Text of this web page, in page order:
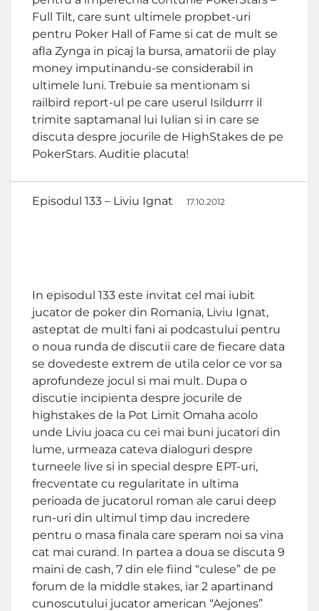
Full Tilt, care sunt ultimele propbet-uri
pentru Poker Hall of Fame si cat de mult se
afla Zynga in picaj la bursa, amatorii de play
money imputinandu-se considerabil in
ultimele luni. Trebuie sa mentionam si
railbird report-ul pe care userul Isildurrr il
trimite saptamanal lui Iulian si in care se
discuta despre jocurile de HighStakes de pe
PokerStars. Auditie placuta!
Episodul 133 – Liviu Ignat 17.10.2012
In episodul 133 este invitat cel mai iubit
jucator de poker din Romania, Liviu Ignat,
asteptat de multi fani ai podcastului pentru
o noua runda de discutii care de fiecare data
se dovedeste extrem de utila celor ce vor sa
aprofundeze jocul si mai mult. Dupa o
discutie incipienta despre jocurile de
highstakes de la Pot Limit Omaha acolo
unde Liviu joaca cu cei mai buni jucatori din
lume, urmeaza cateva dialoguri despre
turneele live si in special despre EPT-uri,
frecventate cu regularitate in ultima
perioada de jucatorul roman ale carui deep
run-uri din ultimul timp dau incredere
pentru o masa finala care speram noi sa vina
cat mai curand. In partea a doua se discuta 9
maini de cash, 7 din ele fiind “culese” de pe
forum de la middle stakes, iar 2 apartinand
cunoscutului jucator american “Aejones”